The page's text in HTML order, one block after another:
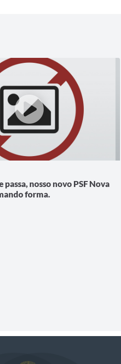
passa, nosso novo PSF Nova
forma.